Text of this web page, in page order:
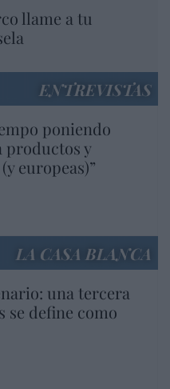
llame a tu
ENTREVISTAS
poniendo
productos y
europeas)”
LA CASA BLANCA
una tercera
se define como